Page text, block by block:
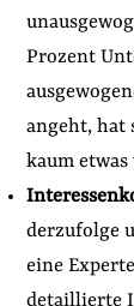
Prozent
angeht, hat
kaum
derzufolge
eine
detaillierte